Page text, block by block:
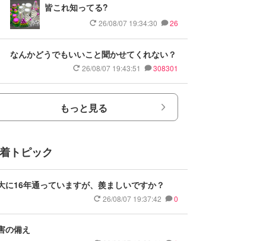
皆これ知ってる?
26/08/07 19:34:30 26
なんかどうでもいいこと聞かせてくれない？
26/08/07 19:43:51 308301
もっと見る
トピック
に16年通っていますが、羨ましいですか？
26/08/07 19:37:42 0
の備え